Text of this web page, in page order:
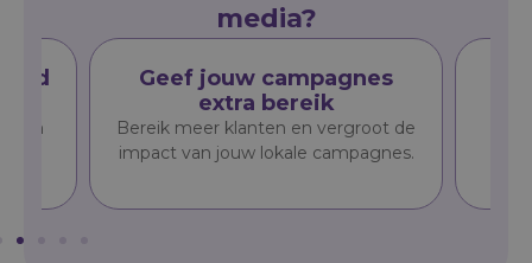
media?
en
Geef jouw campagnes
extra bereik
Bereik meer klanten en vergroot de
impact van jouw lokale campagnes.